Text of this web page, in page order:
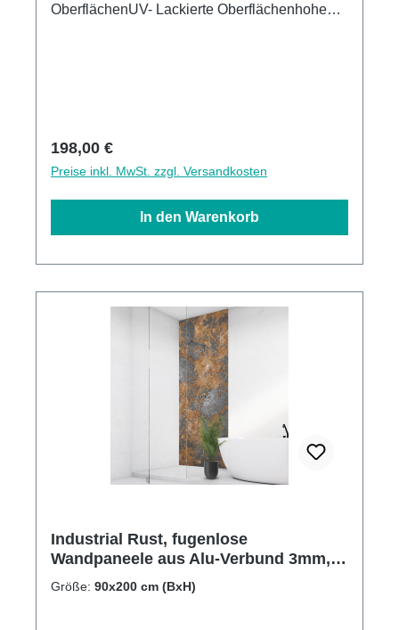
OberflächenUV- Lackierte Oberflächenhohe
Regulärer Preis:
198,00 €
Preise inkl. MwSt. zzgl. Versandkosten
In den Warenkorb
Industrial Rust, fugenlose
Wandpaneele aus Alu-Verbund 3mm,
Duschrückwand
Größe: 90x200 cm (BxH)